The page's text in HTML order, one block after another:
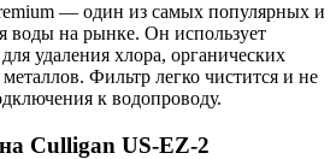
— один из самых популярных и
воды на рынке. Он использует
удаления хлора, органических
Фильтр легко чистится и не
к водопроводу.
Culligan US-EZ-2